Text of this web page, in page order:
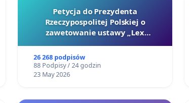
Petycja do Prezydenta
Rzeczypospolitej Polskiej o
zawetowanie ustawy „Lex
26 268 podpisów
88 Podpisy / 24 godzin
23 May 2026